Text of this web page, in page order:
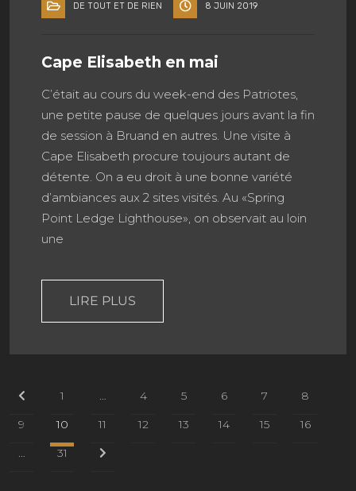
DE TOUT ET DE RIEN 8 JUIN 2019
Cape Elisabeth en mai
C’était au cours du week-end des Patriotes,
une petite pause de quelques jours avant la fin
de session à Bruand en autres. Une visite à
Cape Elisabeth procure toujours autant de
détente. On a eu droit à une bonne variété
d’ambiances aux 2 sites visités. Au «Spring
Point Ledge Lighthouse», on observait au loin
une
LIRE PLUS
1 … 4 5 6 7
8
9
10 11 12 13 14 15
16
…
31